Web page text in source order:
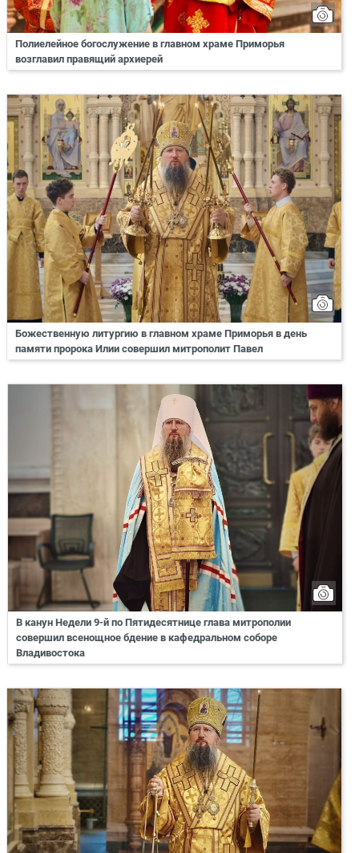
Полиелейное богослужение в главном храме Приморья
возглавил правящий архиерей
Божественную литургию в главном храме Приморья в день
памяти пророка Илии совершил митрополит Павел
В канун Недели 9-й по Пятидесятнице глава митрополии
совершил всенощное бдение в кафедральном соборе
Владивостока